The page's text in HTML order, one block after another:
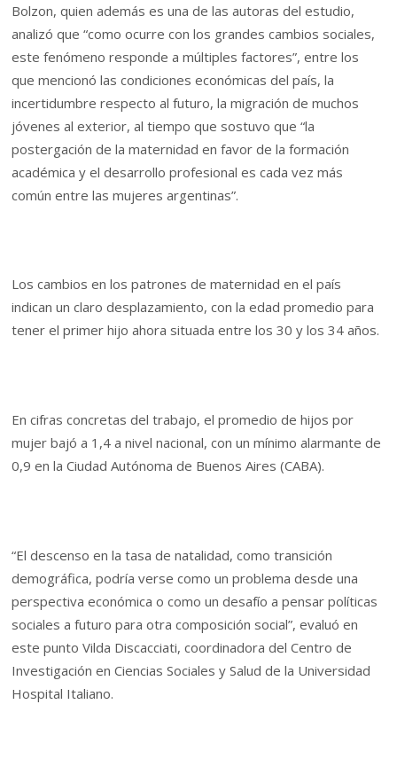
Bolzon, quien además es una de las autoras del estudio,
analizó que “como ocurre con los grandes cambios sociales,
este fenómeno responde a múltiples factores”, entre los
que mencionó las condiciones económicas del país, la
incertidumbre respecto al futuro, la migración de muchos
jóvenes al exterior, al tiempo que sostuvo que “la
postergación de la maternidad en favor de la formación
académica y el desarrollo profesional es cada vez más
común entre las mujeres argentinas”.
Los cambios en los patrones de maternidad en el país
indican un claro desplazamiento, con la edad promedio para
tener el primer hijo ahora situada entre los 30 y los 34 años.
En cifras concretas del trabajo, el promedio de hijos por
mujer bajó a 1,4 a nivel nacional, con un mínimo alarmante de
0,9 en la Ciudad Autónoma de Buenos Aires (CABA).
“El descenso en la tasa de natalidad, como transición
demográfica, podría verse como un problema desde una
perspectiva económica o como un desafío a pensar políticas
sociales a futuro para otra composición social”, evaluó en
este punto Vilda Discacciati, coordinadora del Centro de
Investigación en Ciencias Sociales y Salud de la Universidad
Hospital Italiano.